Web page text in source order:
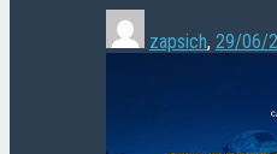
zapsich, 29/06/